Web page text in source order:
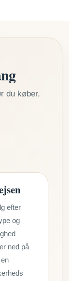
du køber,
efter
og
ned på
en